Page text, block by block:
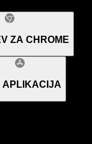
ZA CHROME
APLIKACIJA